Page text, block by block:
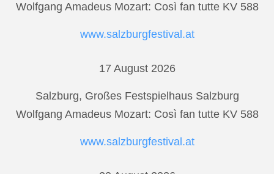
Wolfgang Amadeus Mozart: Così fan tutte KV 588
www.salzburgfestival.at
17 August 2026
Salzburg, Großes Festspielhaus Salzburg
Wolfgang Amadeus Mozart: Così fan tutte KV 588
www.salzburgfestival.at